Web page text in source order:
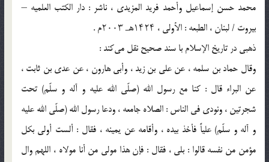
محمد حسن إسماعیل وأحمد فرید المزیدی ، ناشر : دار الکتب العلمیه –
بیروت / لبنان ، الطبعه : الأولى ، ۱۴۲۴هـ ۲۰۰۳م .
ذهبی در تاریخ الإسلام با سند صحیح نقل می‌کند :
وقال حماد بن سلمه ، عن علی بن زید ، وأبی هارون ، عن عدی بن ثابت ،
عن البراء قال : کنا مع رسول الله (صلّی الله علیه و آله و سلّم) تحت
شجرتین ، ونودی فی الناس : الصلاه جامعه ، ودعا رسول الله (صلّی الله علیه
و آله و سلّم) علیاً فأخذ بیده ، وأقامه عن یمینه ، فقال : ألست أولى بکل
مؤمن من نفسه قالوا : بلى ، فقال : فإن هذا مولى من أنا مولاه ، اللهم وال